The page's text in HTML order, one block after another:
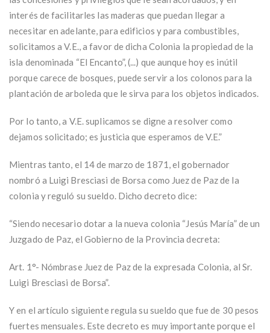
interés de facilitarles las maderas que puedan llegar a
necesitar en adelante, para edificios y para combustibles,
solicitamos a V.E., a favor de dicha Colonia la propiedad de la
isla denominada “El Encanto”, (...) que aunque hoy es inútil
porque carece de bosques, puede servir a los colonos para la
plantación de arboleda que le sirva para los objetos indicados.
Por lo tanto, a V.E. suplicamos se digne a resolver como
dejamos solicitado; es justicia que esperamos de V.E.”
Mientras tanto, el 14 de marzo de 1871, el gobernador
nombró a Luigi Bresciasi de Borsa como Juez de Paz de la
colonia y reguló su sueldo. Dicho decreto dice:
“Siendo necesario dotar a la nueva colonia “Jesús María” de un
Juzgado de Paz, el Gobierno de la Provincia decreta:
Art. 1°- Nómbrase Juez de Paz de la expresada Colonia, al Sr.
Luigi Bresciasi de Borsa”.
Y en el artículo siguiente regula su sueldo que fue de 30 pesos
fuertes mensuales. Este decreto es muy importante porque el